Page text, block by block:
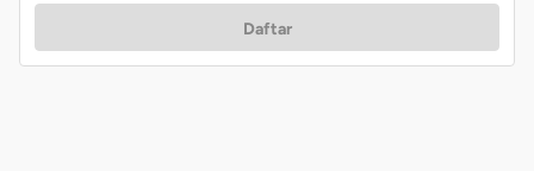
Daftar